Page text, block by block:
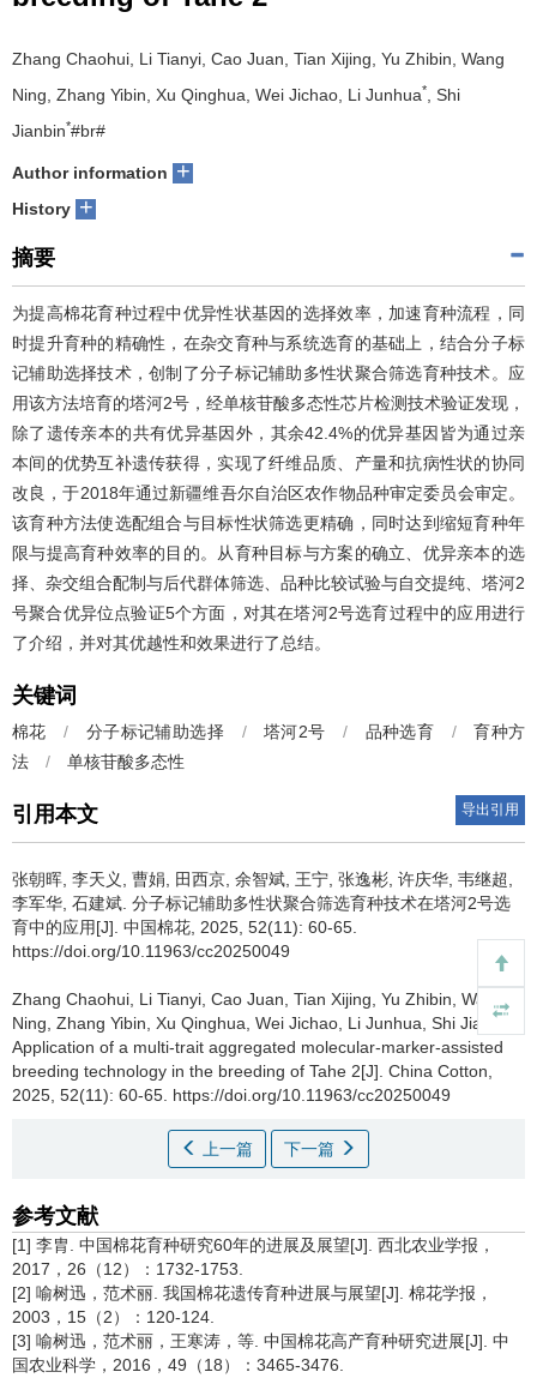
Zhang Chaohui, Li Tianyi, Cao Juan, Tian Xijing, Yu Zhibin, Wang
Ning, Zhang Yibin, Xu Qinghua, Wei Jichao, Li Junhua*
, Shi
Jianbin*#br#
Author information +
History +
摘要
为提高棉花育种过程中优异性状基因的选择效率，加速育种流程，同
时提升育种的精确性，在杂交育种与系统选育的基础上，结合分子标
记辅助选择技术，创制了分子标记辅助多性状聚合筛选育种技术。应
用该方法培育的塔河2号，经单核苷酸多态性芯片检测技术验证发现，
除了遗传亲本的共有优异基因外，其余42.4%的优异基因皆为通过亲
本间的优势互补遗传获得，实现了纤维品质、产量和抗病性状的协同
改良，于2018年通过新疆维吾尔自治区农作物品种审定委员会审定。
该育种方法使选配组合与目标性状筛选更精确，同时达到缩短育种年
限与提高育种效率的目的。从育种目标与方案的确立、优异亲本的选
择、杂交组合配制与后代群体筛选、品种比较试验与自交提纯、塔河2
号聚合优异位点验证5个方面，对其在塔河2号选育过程中的应用进行
了介绍，并对其优越性和效果进行了总结。
关键词
棉花 / 分子标记辅助选择 / 塔河2号 / 品种选育 /
育种方
法
/ 单核苷酸多态性
引用本文 导出引用
张朝晖, 李天义, 曹娟, 田西京, 余智斌, 王宁, 张逸彬, 许庆华, 韦继超,
李军华, 石建斌. 分子标记辅助多性状聚合筛选育种技术在塔河2号选
育中的应用[J]. 中国棉花, 2025, 52(11): 60-65.
https://doi.org/10.11963/cc20250049
Zhang Chaohui, Li Tianyi, Cao Juan, Tian Xijing, Yu Zhibin, Wang
Ning, Zhang Yibin, Xu Qinghua, Wei Jichao, Li Junhua, Shi Jianbin.
Application of a multi-trait aggregated molecular-marker-assisted
breeding technology in the breeding of Tahe 2[J]. China Cotton,
2025, 52(11): 60-65. https://doi.org/10.11963/cc20250049
上一篇 下一篇
参考文献
[1] 李胄. 中国棉花育种研究60年的进展及展望[J]. 西北农业学报，
2017，26（12）：1732-1753.
[2] 喻树迅，范术丽. 我国棉花遗传育种进展与展望[J]. 棉花学报，
2003，15（2）：120-124.
[3] 喻树迅，范术丽，王寒涛，等. 中国棉花高产育种研究进展[J]. 中
国农业科学，2016，49（18）：3465-3476.